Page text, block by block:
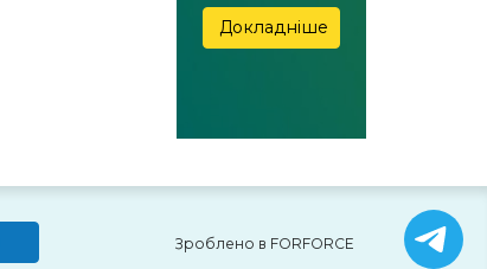
весняних та
літніх канікул
Докладніше
Зроблено в FORFORCE